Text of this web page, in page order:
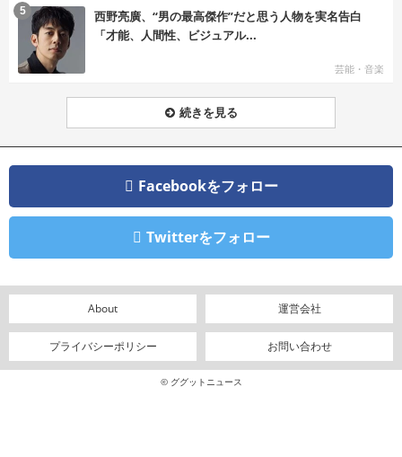
西野亮廣、“男の最高傑作”だと思う人物を実名告白
「才能、人間性、ビジュアル...
芸能・音楽
5
続きを見る
Facebookをフォロー
Twitterをフォロー
About 運営会社
プライバシーポリシー お問い合わせ
© ググットニュース